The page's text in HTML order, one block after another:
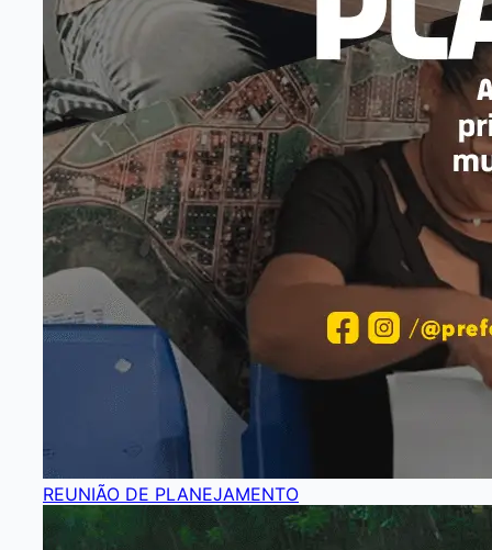
REUNIÃO DE PLANEJAMENTO